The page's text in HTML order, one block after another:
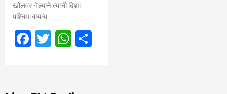
खोलवर गेल्याने त्याची दिशा
पश्चिम-वायव्य
Facebook
TwitterWhatsApp